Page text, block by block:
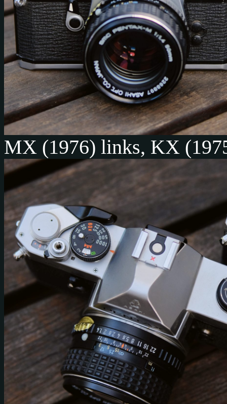
MX (1976) links, KX